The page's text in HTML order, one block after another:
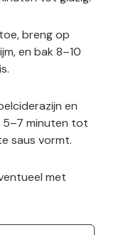
breng op
en bak 8–10
en
minuten tot
saus vormt.
met